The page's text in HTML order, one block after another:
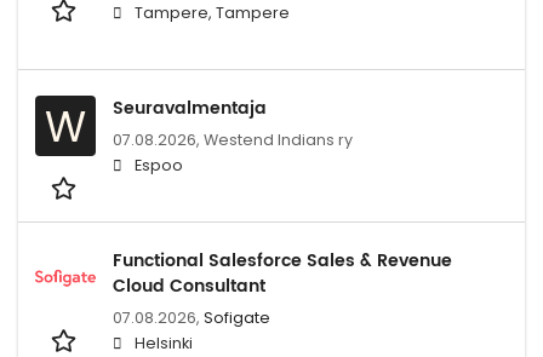
Tampere, Tampere
W Seuravalmentaja
07.08.2026, Westend Indians ry
Espoo
Functional Salesforce Sales & Revenue
Cloud Consultant
07.08.2026, Sofigate
Helsinki